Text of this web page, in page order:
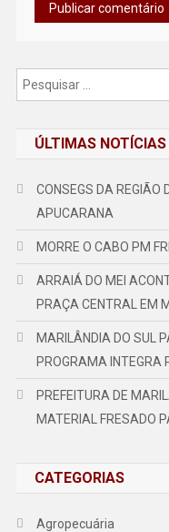
ÚLTIMAS NOTÍCIAS
CONSEGS DA REGIÃO
APUCARANA
MORRE O CABO PM
ARRAIÁ DO MEI
PRAÇA CENTRAL EM
MARILÂNDIA DO SUL
PROGRAMA INTEGRA
PREFEITURA DE
MATERIAL FRESADO
CATEGORIAS
Agropecuária